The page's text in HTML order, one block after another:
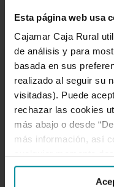
Esta página web usa
Cajamar Caja Rural
de análisis y para
basada en sus
realizado al seguir su
visitadas). Puede
rechazar las cookies
más abajo o desde
más información, así
“CONTRIBUCIÓN A
Grupo
Cajamar:
impulsando
empleo,
crecimiento
e
inclusión
en
cada